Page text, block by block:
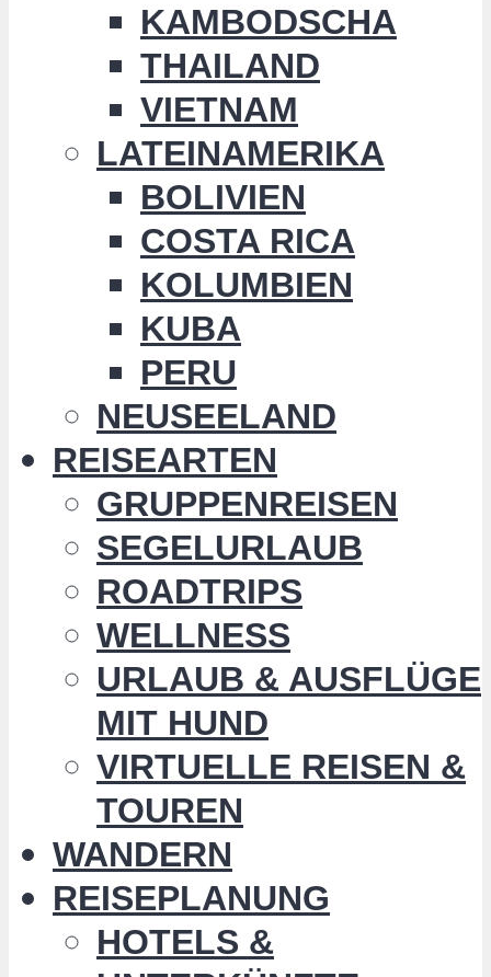
KAMBODSCHA
THAILAND
VIETNAM
LATEINAMERIKA
BOLIVIEN
COSTA RICA
KOLUMBIEN
KUBA
PERU
NEUSEELAND
REISEARTEN
GRUPPENREISEN
SEGELURLAUB
ROADTRIPS
WELLNESS
URLAUB & AUSFLÜGE
MIT HUND
VIRTUELLE REISEN &
TOUREN
WANDERN
REISEPLANUNG
HOTELS &